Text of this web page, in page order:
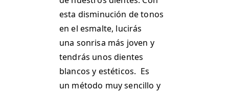
esta disminución de tonos
en el esmalte, lucirás
una sonrisa más joven y
tendrás unos dientes
blancos y estéticos. Es
un método muy sencillo y